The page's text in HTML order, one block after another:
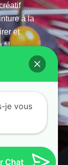
à la
et
fil.
Reserved |
ce site, vous
je vous
Chat